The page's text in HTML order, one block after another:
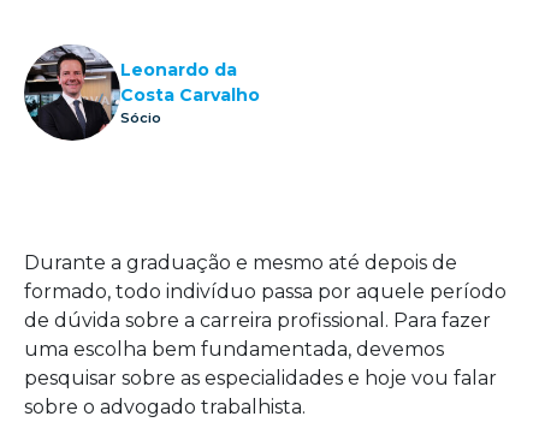
Leonardo da
Costa Carvalho
Sócio
Durante a graduação e mesmo até depois de
formado, todo indivíduo passa por aquele período
de dúvida sobre a carreira profissional. Para fazer
uma escolha bem fundamentada, devemos
pesquisar sobre as especialidades e hoje vou falar
sobre o advogado trabalhista.